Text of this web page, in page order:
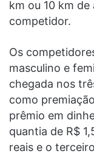
km ou 10 km
competidor.
Os
masculino e
chegada nos
como
prêmio em
quantia de R$
reais e o